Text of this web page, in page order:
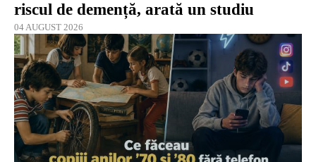
riscul de demență, arată un studiu
04 AUGUST 2026